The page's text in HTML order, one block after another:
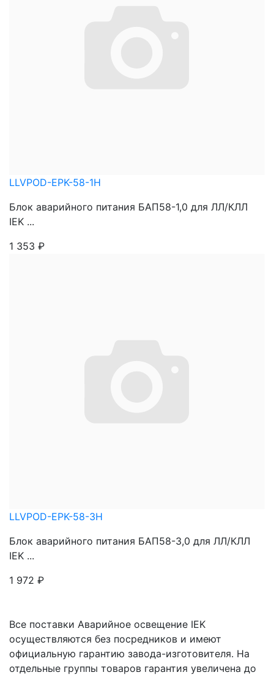
LLVPOD-EPK-58-1H
Блок аварийного питания БАП58-1,0 для ЛЛ/КЛЛ
IEK ...
1 353 ₽
LLVPOD-EPK-58-3H
Блок аварийного питания БАП58-3,0 для ЛЛ/КЛЛ
IEK ...
1 972 ₽
Все поставки Аварийное освещение IEK
осуществляются без посредников и имеют
официальную гарантию завода-изготовителя. На
отдельные группы товаров гарантия увеличена до